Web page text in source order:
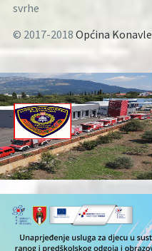
svrhe
© 2017-2018 Općina Konavle